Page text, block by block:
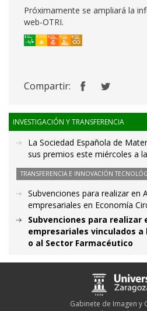
Próximamente se ampliará la
web-OTRI.
Compartir:
INVESTIGACIÓN Y TRANSFERENCIA
La Sociedad Española de
sus premios este miércoles a
TRANSFERENCIA E INNOVACIÓN
Subvenciones para realizar en
empresariales en Economía
Subvenciones para realizar
empresariales vinculados
o al Sector Farmacéutico
Gabinete de Imagen y